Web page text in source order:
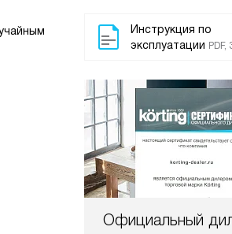
Инструкция по
эксплуатации PDF,
Официальный